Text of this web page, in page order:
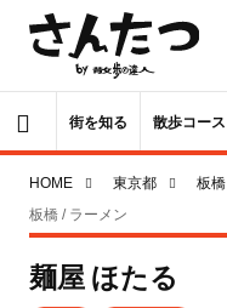
街を知る 散歩コース
HOME 東京都 板橋
板橋 / ラーメン
麺屋 ほたる